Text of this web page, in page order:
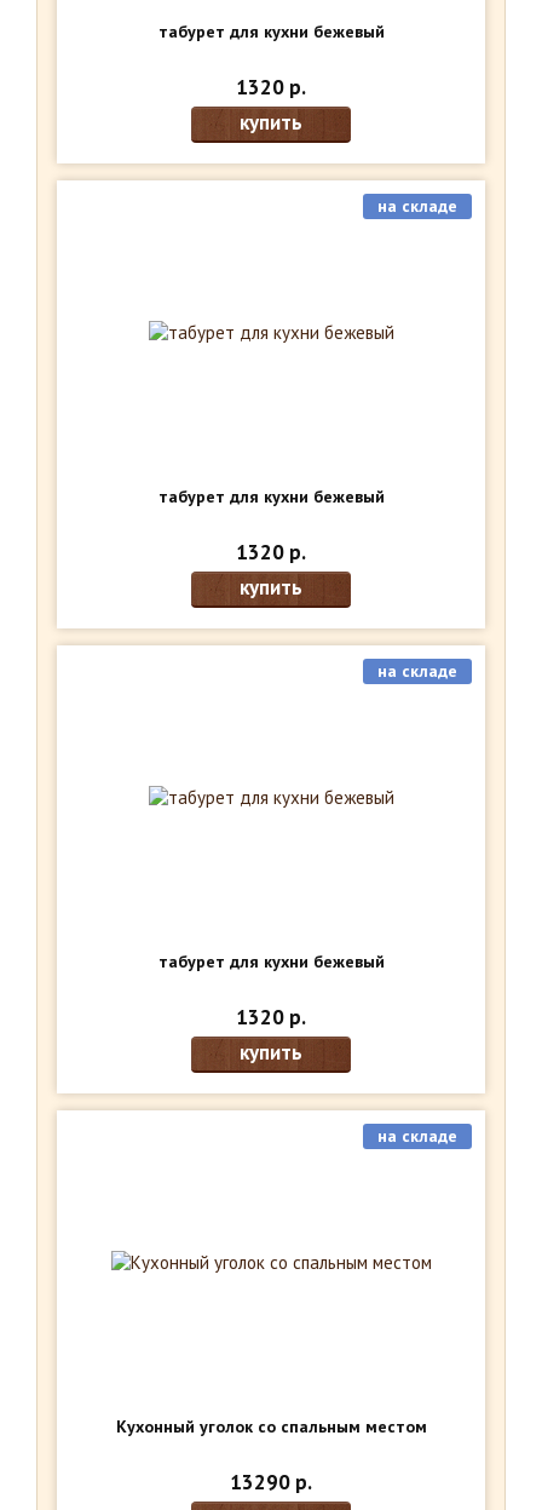
табурет для кухни бежевый
1320 р.
купить
табурет для кухни бежевый
на складе
1320 р.
купить
табурет для кухни бежевый
на складе
1320 р.
купить
Кухонный уголок со спальным местом
на складе
13290 р.